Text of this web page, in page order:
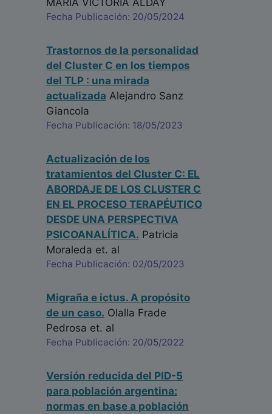
MARIA VICTORIA ALDAY
Fecha Publicación: 20/05/2024
Trastornos de la personalidad
del Cluster C en los tiempos
del TLP : una mirada
actualizada Alejandro Sanz
Giancola
Fecha Publicación: 18/05/2023
Actualización de los
tratamientos del Cluster C: EL
ABORDAJE DE LOS CLUSTER C
EN EL PROCESO TERAPÉUTICO
DESDE UNA PERSPECTIVA
PSICOANALÍTICA. Patricia
Moraleda et. al
Fecha Publicación: 02/05/2023
Migraña e ictus. A propósito
de un caso. Olalla Frade
Pedrosa et. al
Fecha Publicación: 20/05/2022
Versión reducida del PID-5
para población argentina:
normas en base a población